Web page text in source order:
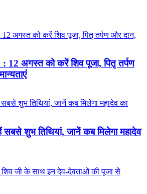
12 अगस्त को करें शिव पूजा, पितृ तर्पण
शुभ तिथियां, जानें कब मिलेगा महादेव